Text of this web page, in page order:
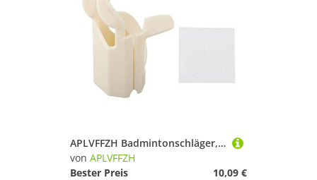
APLVFFZH Badmintonschläger, Verbesserung Der Fähigkeiten, Ergonomisch, Tragbar, Zubehör, Kein Verrutschen
von APLVFFZH
Bester Preis
10,09 €